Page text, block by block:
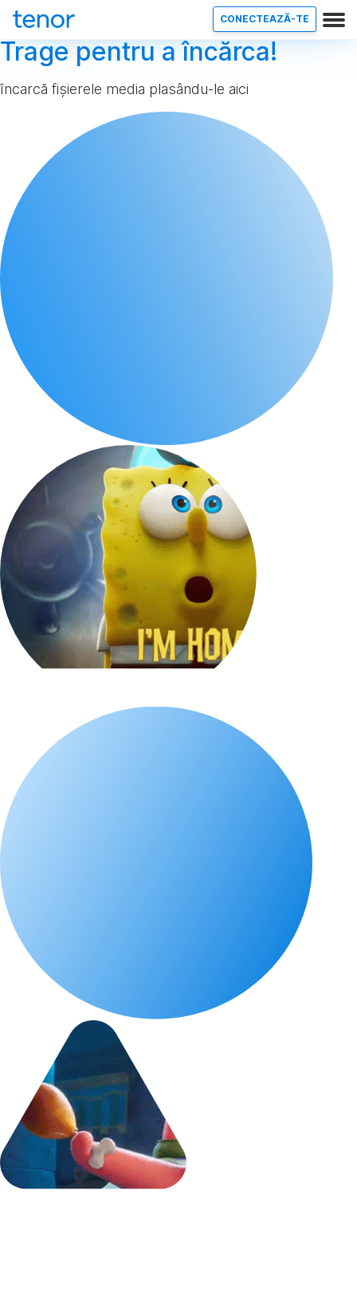
CONECTEAZĂ-TE
Trage pentru a încărca!
încarcă fișierele media plasându-le aici